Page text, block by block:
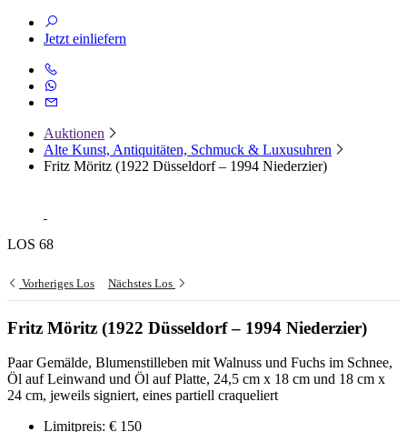
Jetzt einliefern
Auktionen
Alte Kunst, Antiquitäten, Schmuck & Luxusuhren
Fritz Möritz (1922 Düsseldorf – 1994 Niederzier)
LOS 68
Vorheriges Los Nächstes Los
Fritz Möritz (1922 Düsseldorf – 1994 Niederzier)
Paar Gemälde, Blumenstilleben mit Walnuss und Fuchs im Schnee,
Öl auf Leinwand und Öl auf Platte, 24,5 cm x 18 cm und 18 cm x
24 cm, jeweils signiert, eines partiell craqueliert
Limitpreis: € 150